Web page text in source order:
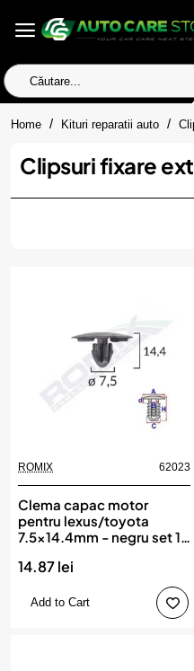
Căutare...
Home homeKituri reparatii auto
Clipsuri fixare
ROMIX 62023
Clema capac motor
pentru lexus/toyota
7.5x14.4mm - negru set 10
14.87 lei
Add to Cart